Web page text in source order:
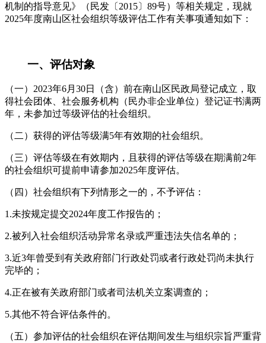
机制的指导意见》（民发〔2015〕89号）等相关规定，现就
2025年度南山区社会组织等级评估工作有关事项通知如下：
一、评估对象
（一）2023年6月30日（含）前在南山区民政局登记成立，取
得社会团体、社会服务机构（民办非企业单位）登记证书满两
年，未参加过等级评估的社会组织。
（二）获得的评估等级满5年有效期的社会组织。
（三）评估等级在有效期内，且获得的评估等级在期满前2年
的社会组织可提前申请参加2025年度评估。
（四）社会组织有下列情形之一的，不予评估：
1.未按规定提交2024年度工作报告的；
2.被列入社会组织活动异常名录或严重违法失信名单的；
3.近3年曾受到有关政府部门行政处罚或者行政处罚尚未执行
完毕的；
4.正在被有关政府部门或者司法机关立案调查的；
5.其他不符合评估条件的。
（五）参加评估的社会组织在评估期间发生与组织宗旨严重背